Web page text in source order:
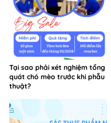
Tại sao phải xét nghiệm tổng
quát chó mèo trước khi phẫu
thuật?